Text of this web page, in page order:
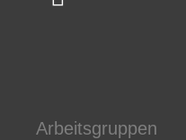
Arbeitsgruppen